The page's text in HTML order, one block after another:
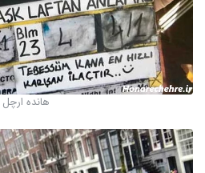
هانده ارچل